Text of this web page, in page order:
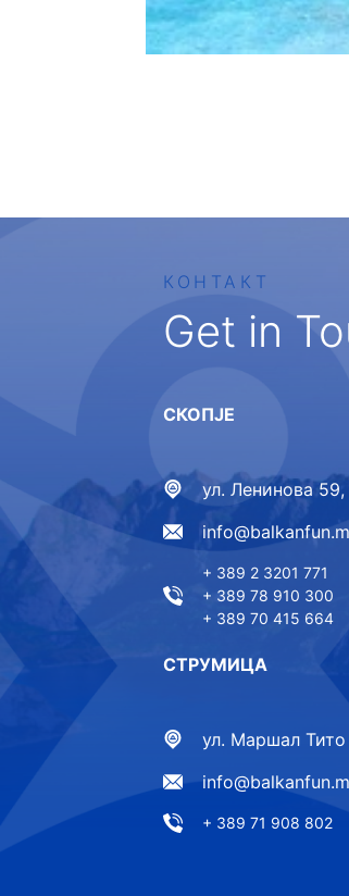
КОНТАКТ
Get in
СКОПЈЕ
ул. Ленинова 59,
+ 389 2 3201 771
+ 389 78 910 300
+ 389 70 415 664
СТРУМИЦА
ул. Маршал
+ 389 71 908 802